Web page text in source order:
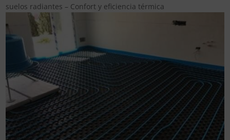
suelos radiantes – Confort y eficiencia térmica